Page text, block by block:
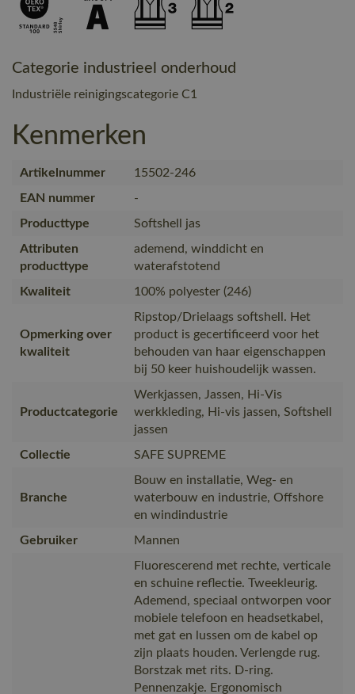
Categorie industrieel onderhoud
Industriële reinigingscategorie C1
Kenmerken
Artikelnummer
15502-246
EAN nummer
-
Producttype
Softshell jas
Attributen
producttype
ademend, winddicht en
waterafstotend
Kwaliteit
100% polyester (246)
Opmerking over
kwaliteit
Ripstop/Drielaags softshell. Het
product is gecertificeerd voor het
behouden van haar eigenschappen
bij 50 keer huishoudelijk wassen.
Productcategorie
Werkjassen, Jassen, Hi-Vis
werkkleding, Hi-vis jassen, Softshell
jassen
Collectie
SAFE SUPREME
Branche
Bouw en installatie, Weg- en
waterbouw en industrie, Offshore
en windindustrie
Gebruiker
Mannen
Fluorescerend met rechte, verticale
en schuine reflectie. Tweekleurig.
Ademend, speciaal ontworpen voor
mobiele telefoon en headsetkabel,
met gat en lussen om de kabel op
zijn plaats houden. Verlengde rug.
Borstzak met rits. D-ring.
Pennenzakje. Ergonomisch